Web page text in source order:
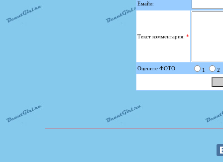
Емайл:
Текст комментария: *
Оцените ФОТО: 1 2